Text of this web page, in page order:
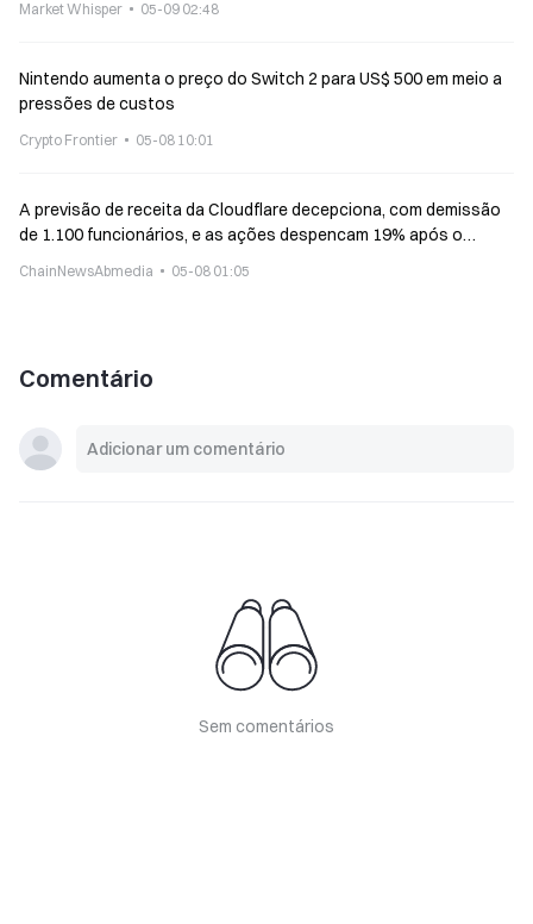
Market Whisper 05-09 02:48
Nintendo aumenta o preço do Switch 2 para US$ 500 em meio a
pressões de custos
Crypto Frontier 05-08 10:01
A previsão de receita da Cloudflare decepciona, com demissão
de 1.100 funcionários, e as ações despencam 19% após o
ChainNewsAbmedia 05-08 01:05
Comentário
Sem comentários